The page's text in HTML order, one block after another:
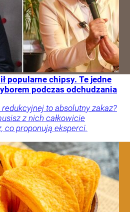
popularne chipsy. Te jedne
podczas odchudzania
to absolutny zakaz?
z nich całkowicie
co proponują eksperci.